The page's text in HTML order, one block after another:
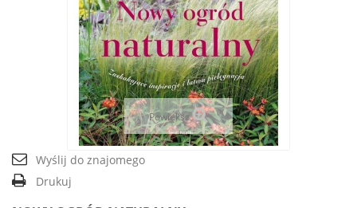
Powiększ
Wyślij do znajomego
Drukuj